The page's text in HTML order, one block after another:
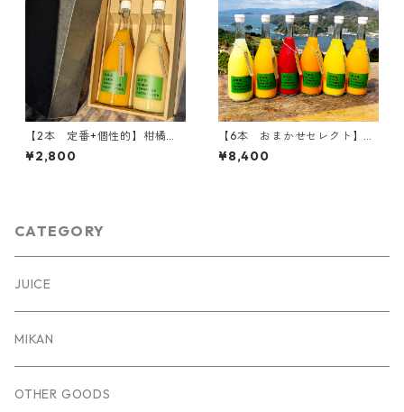
【2本 定番+個性的】柑橘ジ
ュースセット（温州みかん・
はるか）
¥2,800
【6本 おまかせセレクト】柑
橘ジュースセット（おまかせ6
種）
¥8,400
CATEGORY
JUICE
MIKAN
OTHER GOODS